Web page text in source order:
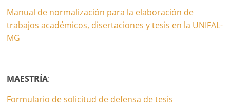
Manual de normalización para la elaboración de
trabajos académicos, disertaciones y tesis en la UNIFAL-
MG
MAESTRÍA:
Formulario de solicitud de defensa de tesis